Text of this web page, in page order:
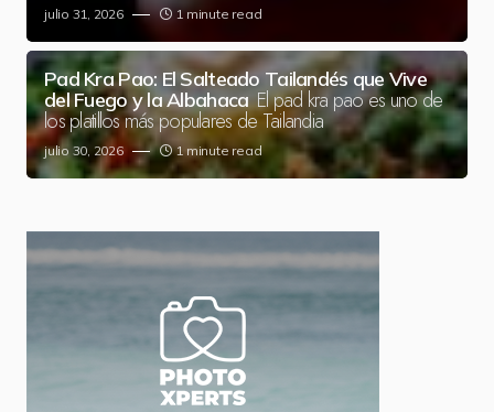
julio 31, 2026 1 minute read
Pad Kra Pao: El Salteado Tailandés que Vive
del Fuego y la Albahaca El pad kra pao es uno de
los platillos más populares de Tailandia
julio 30, 2026 1 minute read